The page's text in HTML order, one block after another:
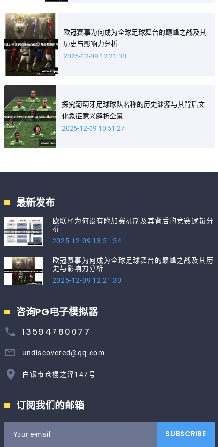
欧冠赛事为何成为全球足球舞台的巅峰之战及其
历史与影响力分析
2025-12-09 12:21:30
探究葡萄牙足球球队名称的历史渊源与其背后文
化象征意义解析全景
2025-12-09 10:51:27
最新发布
欧联杯为何设有附加赛机制及其背后的竞赛逻辑分
析
2025-12-09 13:51:54
欧冠赛事为何成为全球足球舞台的巅峰之战及其历
史与影响力分析
2025-12-09 12:21:30
咨询PG电子模拟器
13594780077
undiscovered@qq.com
白银市仓棍之泽147号
订阅我们的邮箱
Your e-mail SUBSCRIBE